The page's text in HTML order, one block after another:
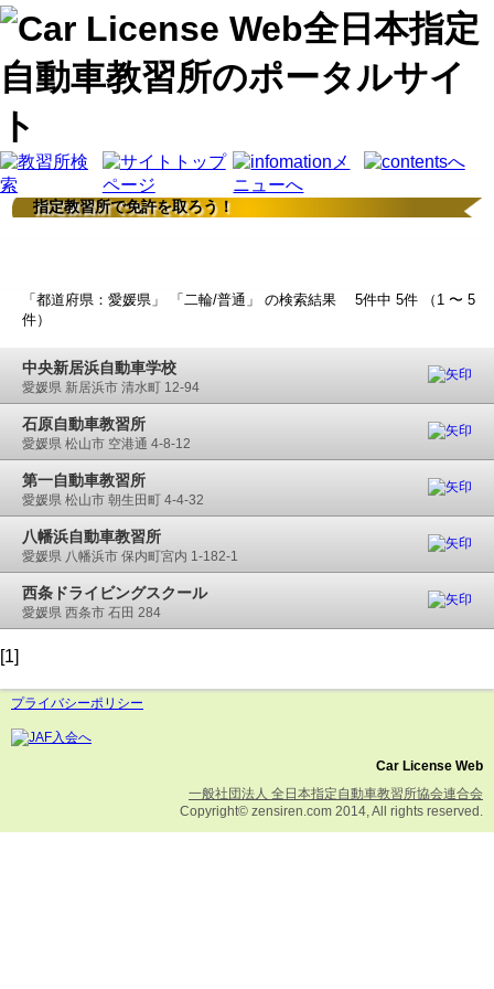
指定教習所で免許を取ろう！
「都道府県：愛媛県」 「二輪/普通」 の検索結果 5件中 5件 （1 〜 5
件）
中央新居浜自動車学校
愛媛県 新居浜市 清水町 12-94
石原自動車教習所
愛媛県 松山市 空港通 4-8-12
第一自動車教習所
愛媛県 松山市 朝生田町 4-4-32
八幡浜自動車教習所
愛媛県 八幡浜市 保内町宮内 1-182-1
西条ドライビングスクール
愛媛県 西条市 石田 284
[1]
プライバシーポリシー
Car License Web
一般社団法人 全日本指定自動車教習所協会連合会
Copyright© zensiren.com 2014, All rights reserved.